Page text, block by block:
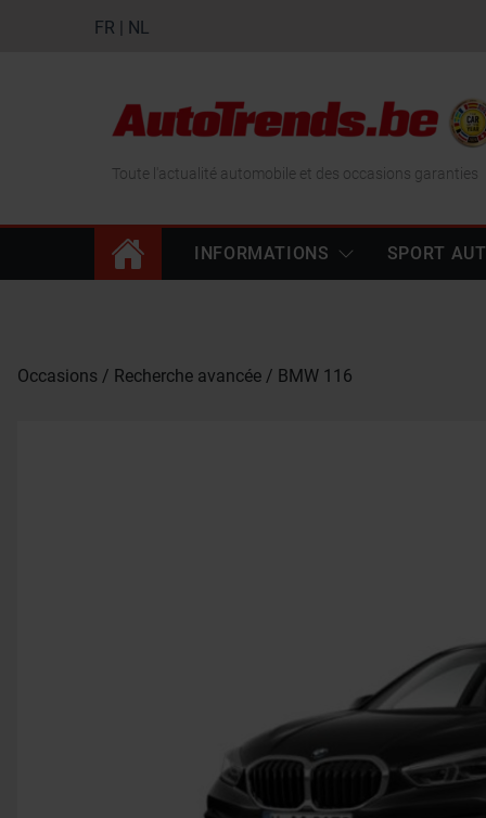
FR | NL
Toute l'actualité automobile et des occasions garanties
INFORMATIONS SPORT
Occasions Recherche avancée BMW 116